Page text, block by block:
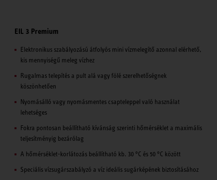
EIL 3 Premium
Elektronikus szabályozású átfolyós mini vízmelegítő azonnal elérhető,
kis mennyiségű meleg vízhez
Rugalmas telepítés a pult alá vagy fölé szerelhetőségnek
köszönhetően
Nyomásálló vagy nyomásmentes csapteleppel való használat
lehetséges
Fokra pontosan beállítható kívánság szerinti hőmérséklet a maximális
teljesítményig bezárólag
A hőmérséklet-korlátozás beállítható kb. 30 °C és 50 °C között
Speciális vízsugárszabályzó a víz ideális sugárképének biztosításához